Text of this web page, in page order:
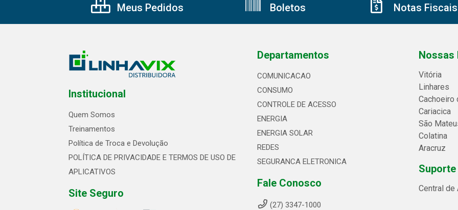
Meus Pedidos Boletos Notas Fiscais
Institucional
Quem Somos
Treinamentos
Política de Troca e Devolução
POLÍTICA DE PRIVACIDADE E TERMOS DE USO DE
APLICATIVOS
Site Seguro
Departamentos
COMUNICACAO
CONSUMO
CONTROLE DE ACESSO
ENERGIA
ENERGIA SOLAR
REDES
SEGURANCA ELETRONICA
Fale Conosco
(27) 3347-1000
Nossas
Vitória
Linhares
Cachoeiro
Cariacica
São
Colatina
Aracruz
Central de